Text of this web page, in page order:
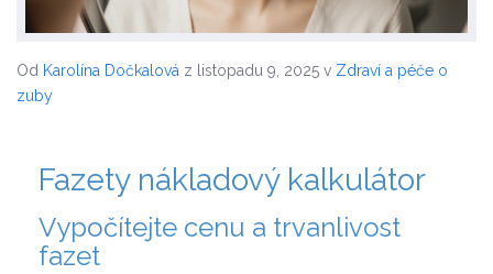
Od Karolína Dočkalová z listopadu 9, 2025 v Zdraví a péče o
zuby
Fazety nákladový kalkulátor
Vypočítejte cenu a trvanlivost
fazet